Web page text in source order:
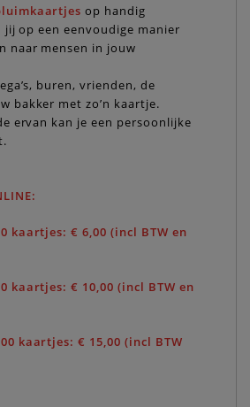
op handig
op een eenvoudige manier
naar mensen in jouw
buren, vrienden, de
bakker met zo’n kaartje.
ervan kan je een persoonlijke
:
kaartjes: € 6,00 (incl BTW en
kaartjes: € 10,00 (incl BTW en
kaartjes: € 15,00 (incl BTW